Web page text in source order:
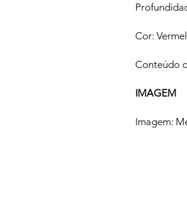
Cor:
Conteúdo
IMAGEM
Imagem: